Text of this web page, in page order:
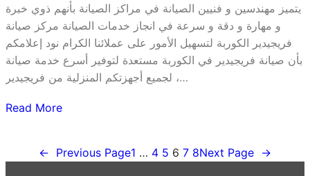
يتميز مهندسين و فنيين الصيانة في مراكز الصيانة بأنهم ذوي خبرة
و مهارة و دقة و سرعة في انجاز خدمات الصيانة مركز صيانة
فريجيدير الكوربة لتسهيل الأمور على عملائنا الكرام نود إعلامكم
بأن صيانة فريجيدير في الكوربة مستعدة لتوفير أسرع خدمة صيانة
لجميع أجهزتكم المنزلية من فريجيدير ،…
Read More
← Previous Page1 … 4 5 6 7 8Next Page →